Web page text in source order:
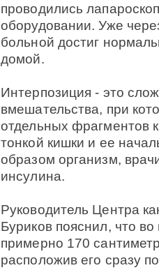
проводились
оборудовании. Уже
больной достиг
домой.
Интерпозиция - это
вмешательства, при
отдельных фрагментов
тонкой кишки и ее
образом организм,
инсулина.
Руководитель Центра
Буриков пояснил, что
примерно 170
расположив его сразу